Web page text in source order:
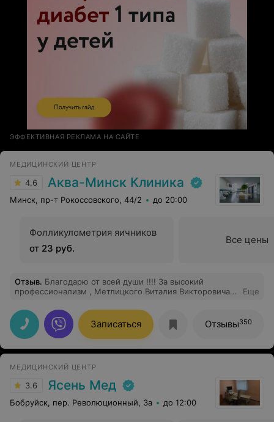
ЭФФЕКТИВНАЯ РЕКЛАМА НА САЙТЕ
МЕДИЦИНСКИЙ ЦЕНТР
4.6 Аква-Минск Клиника
Минск, пр-т Рокоссовского, 44/2 до 20:00
Фолликулометрия яичников
от 23 руб.
Все цены
Отзыв. Благодарю от всей души !!!! За высокий
профессионализм , Метлицкого Виталия Викторовича !
последнее 20 лет , я не встречала !
Еще
Записаться Отзывы350
МЕДИЦИНСКИЙ ЦЕНТР
3.6 Ясень Мед
Бобруйск, пер. Революционный, 3а до 12:00